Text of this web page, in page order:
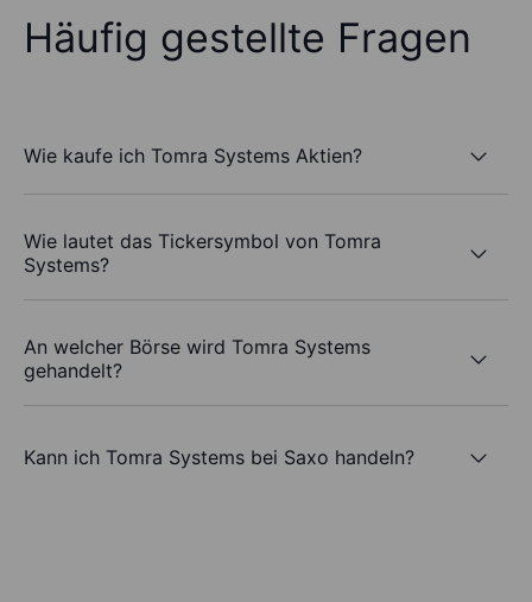
Häufig gestellte Fragen
Wie kaufe ich Tomra Systems Aktien?
Wie lautet das Tickersymbol von Tomra
Systems?
An welcher Börse wird Tomra Systems
gehandelt?
Kann ich Tomra Systems bei Saxo handeln?